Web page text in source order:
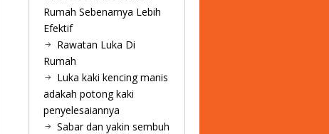
Rumah Sebenarnya Lebih
Efektif
Rawatan Luka Di
Rumah
Luka kaki kencing manis
adakah potong kaki
penyelesaiannya
Sabar dan yakin sembuh